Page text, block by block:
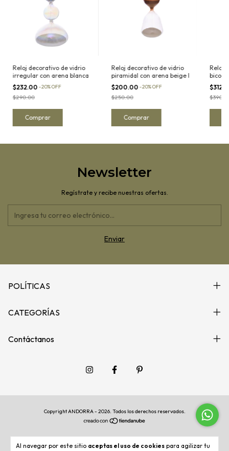
Al navegar por este sitio aceptas el uso de cookies para agilizar tu
Reloj decorativo de vidrio
irregular con arena blanca
$232.00 -20%OFF
$290.00
Reloj decorativo de vidrio
piramidal con arena beige I
$200.00 -20%OFF
$250.00
Reloj
Newsletter
Regístrate y recibe nuestras ofertas.
POLÍTICAS
CATEGORÍAS
Contáctanos
Copyright ANDORRA - 2026. Todos los derechos reservados.